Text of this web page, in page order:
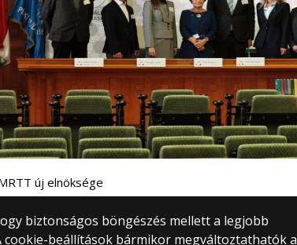
új elnöksége
biztonságos böngészés mellett a legjobb
beállítások bármikor megváltoztathatók a